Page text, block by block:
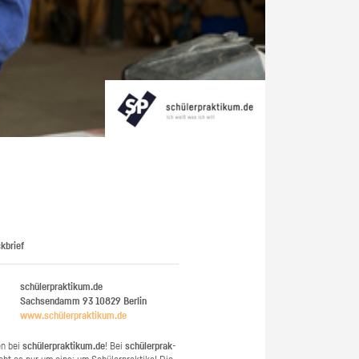
schülerpraktikum.de
Sachsendamm 93 10829 Berlin
www.​schüler​prak​tiku​m.​de
beischü­ler­prak­ti­kum.de! Beischü­ler­prak­